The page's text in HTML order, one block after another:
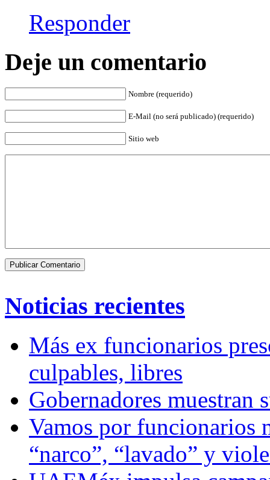
Responder
Deje un comentario
Nombre (requerido)
E-Mail (no será publicado) (requerido)
Sitio web
Noticias recientes
Más ex funcionarios
culpables, libres
Gobernadores muestran
Vamos por funcionarios
“narco”, “lavado” y